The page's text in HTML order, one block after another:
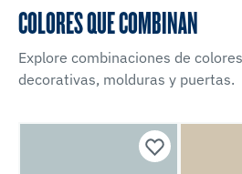
COLORES QUE COMBINAN
Explore combinaciones de
decorativas, molduras y puertas.